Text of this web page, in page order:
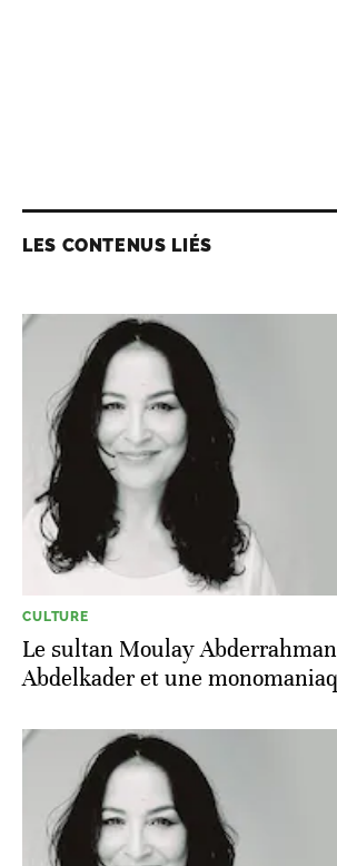
LES CONTENUS LIÉS
CULTURE
Le sultan Moulay
Abdelkader et une